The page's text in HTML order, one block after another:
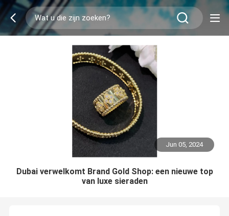
Jun 05, 2024
Dubai verwelkomt Brand Gold Shop: een nieuwe top
van luxe sieraden